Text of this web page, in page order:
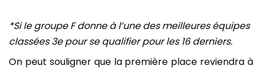
*Si le groupe F donne à l’une des meilleures équipes
classées 3e pour se qualifier pour les 16 derniers.
On peut souligner que la première place reviendra à